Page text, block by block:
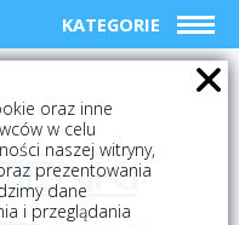
KATEGORIE
oraz inne
w celu
naszej witryny,
prezentowania
dane
i przeglądania